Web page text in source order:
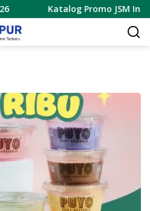
Katalog Promo JSM